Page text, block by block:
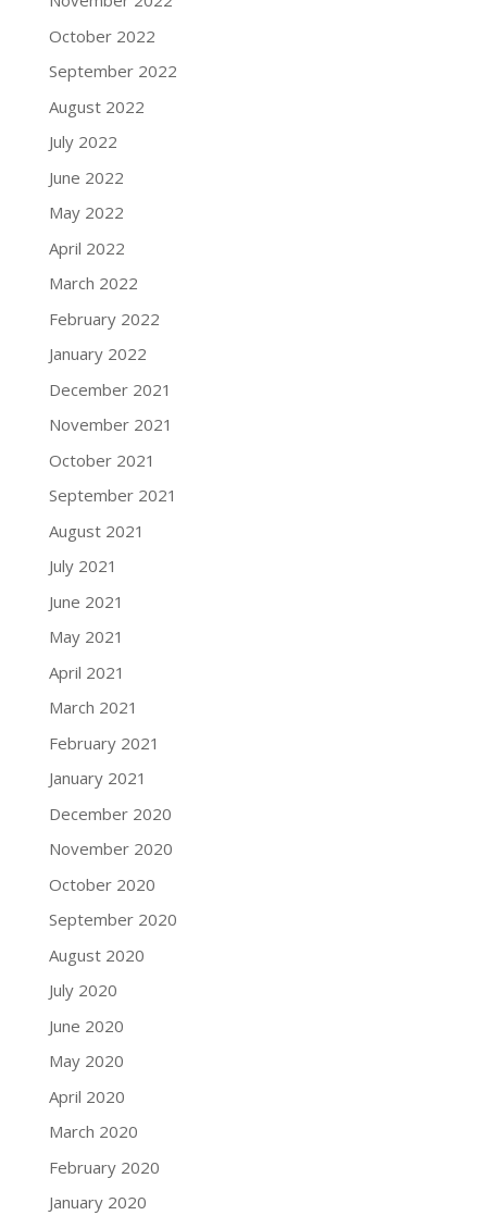
October 2022
September 2022
August 2022
July 2022
June 2022
May 2022
April 2022
March 2022
February 2022
January 2022
December 2021
November 2021
October 2021
September 2021
August 2021
July 2021
June 2021
May 2021
April 2021
March 2021
February 2021
January 2021
December 2020
November 2020
October 2020
September 2020
August 2020
July 2020
June 2020
May 2020
April 2020
March 2020
February 2020
January 2020